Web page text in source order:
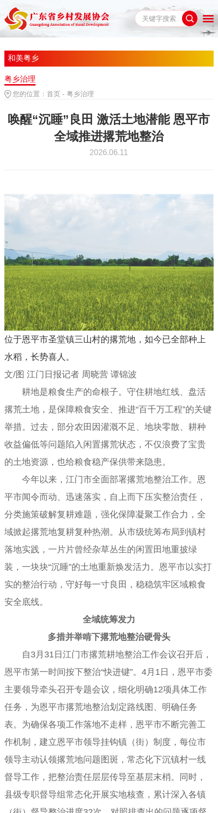
和美粤乡
粤乡治理
您的位置： 首页 - 粤乡治理
唤醒“沉睡”良田 激活土地潜能 恩平市
全域推进撂荒地整治
2026.06.11
位于恩平市圣堂镇三山村的撂荒地，如今已全部种上
水稻，长势喜人。
文/图 江门日报记者 周晓营 谭锦波
耕地是粮食生产的命根子。守住耕地红线、盘活
撂荒土地，是保障粮食安全、推进“百千万工程”的关键
举措。过去，部分农田因灌溉不足、地块零散、耕种
收益偏低等问题陷入闲置撂荒状态，不仅浪费了宝贵
的土地资源，也给粮食稳产保供带来隐患。
今年以来，江门市全面部署撂荒地整治工作。恩
平市闻令而动、迅速落实，自上而下压实整治责任，
分类施策破解复耕难题，强化保障凝聚工作合力，全
域掀起撂荒地复耕复种热潮。从市级统筹布局到镇村
落地实践，一片片曾经杂草丛生的闲置田地重披绿
装，一块块“沉睡”的土地重新焕发活力。恩平市以实打
实的整治行动，守好每一寸良田，稳稳筑牢区域粮食
安全底线。
全域统筹发力
多措并举啃下撂荒地整治硬骨头
自3月31日江门市撂荒耕地整治工作会议召开后，
恩平市第一时间按下整治“快进键”。4月1日，恩平市委
主要领导牵头召开专题会议，细化明确12项具体工作
任务，为恩平市撂荒地整治划定路线图、明确任务
表。为确保各项工作落地不走样，恩平市不断完善工
作机制，建立恩平市领导挂钩镇（街）制度，每位市
领导主动认领撂荒地问题图斑，常态化下沉镇村一线
督导工作，把整治责任层层传导至基层末梢。同时，
县级专职督导组常态化开展实地核查，累计深入各镇